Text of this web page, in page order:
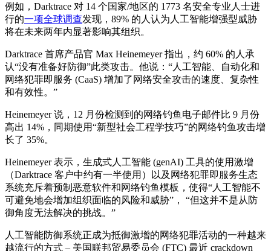
例如，Darktrace 对 14 个国家/地区的 1773 名安全专业人士进
行的一项全球调查发现，89% 的人认为人工智能增强型威胁
将在未来两年内显著影响其组织。
Darktrace 首席产品官 Max Heinemeyer 指出，约 60% 的人承
认“没有准备好防御”此类攻击。他说：“人工智能、自动化和
网络犯罪即服务 (CaaS) 增加了网络安全攻击的速度、复杂性
和有效性。”
Heinemeyer 说，12 月份检测到的网络钓鱼电子邮件比 9 月份
高出 14%，同期使用“新型社会工程学技巧”的网络钓鱼攻击增
长了 35%。
Heinemeyer 表示，生成式人工智能 (genAI) 工具的使用激增
（Darktrace 客户中约有一半使用）以及网络犯罪即服务生态
系统充斥着预制恶意软件和网络钓鱼模板，使得“人工智能不
可避免地会增加组织面临的风险和威胁”， “但这并不是从防
御角度无法解决的挑战。”
人工智能防御系统正成为抵御激增的网络犯罪活动的一种越来
越流行的方式 – 美国联邦贸易委员会 (FTC) 最近 crackdown